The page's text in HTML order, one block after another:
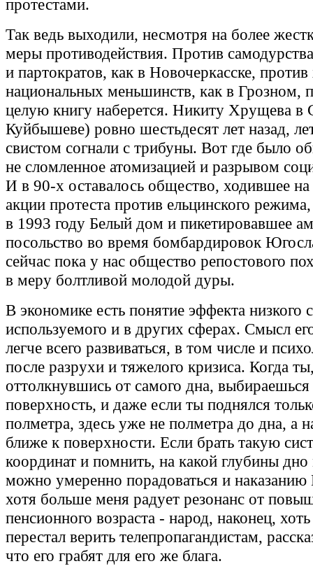
протестами.
Так ведь выходили, несмотря на более
меры противодействия. Против
и партократов, как в Новочеркасске,
национальных меньшинств, как в Грозном,
целую книгу наберется. Никиту Хрущева в
Куйбышеве) ровно шестьдесят лет назад,
свистом согнали с трибуны. Вот где было
не сломленное атомизацией и разрывом
И в 90-х оставалось общество, ходившее
акции протеста против ельцинского
в 1993 году Белый дом и пикетировавшее
посольство во время бомбардировок
сейчас пока у нас общество репостового
в меру болтливой молодой дуры.
В экономике есть понятие эффекта низкого
используемого и в других сферах. Смысл
легче всего развиваться, в том числе и
после разрухи и тяжелого кризиса. Когда
оттолкнувшись от самого дна, выбираешься
поверхность, и даже если ты поднялся
полметра, здесь уже не полметра до дна, а
ближе к поверхности. Если брать такую
координат и помнить, на какой глубины
можно умеренно порадоваться и
хотя больше меня радует резонанс от
пенсионного возраста - народ, наконец,
перестал верить телепропагандистам,
что его грабят для его же блага.